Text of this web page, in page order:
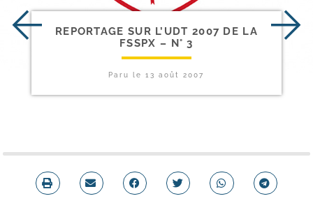
REPORTAGE SUR L’UDT 2007 DE LA
FSSPX – N° 3
Paru le13 août 2007